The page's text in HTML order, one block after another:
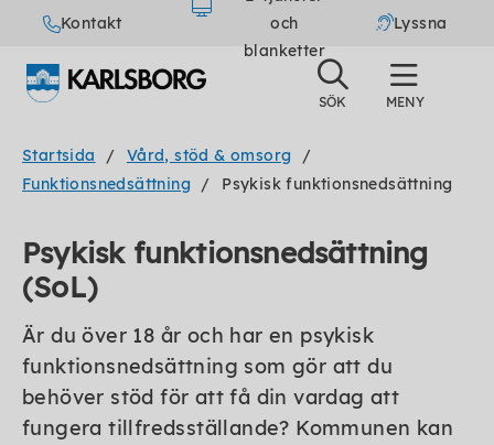
Kontakt
och
blanketter
Lyssna
Startsida
Vård, stöd & omsorg
Funktionsnedsättning
Psykisk funktionsnedsättning
Psykisk funktionsnedsättning
(SoL)
Är du över 18 år och har en psykisk
funktionsnedsättning som gör att du
behöver stöd för att få din vardag att
fungera tillfredsställande? Kommunen kan